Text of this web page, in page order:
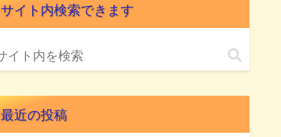
サイト内検索できます
最近の投稿